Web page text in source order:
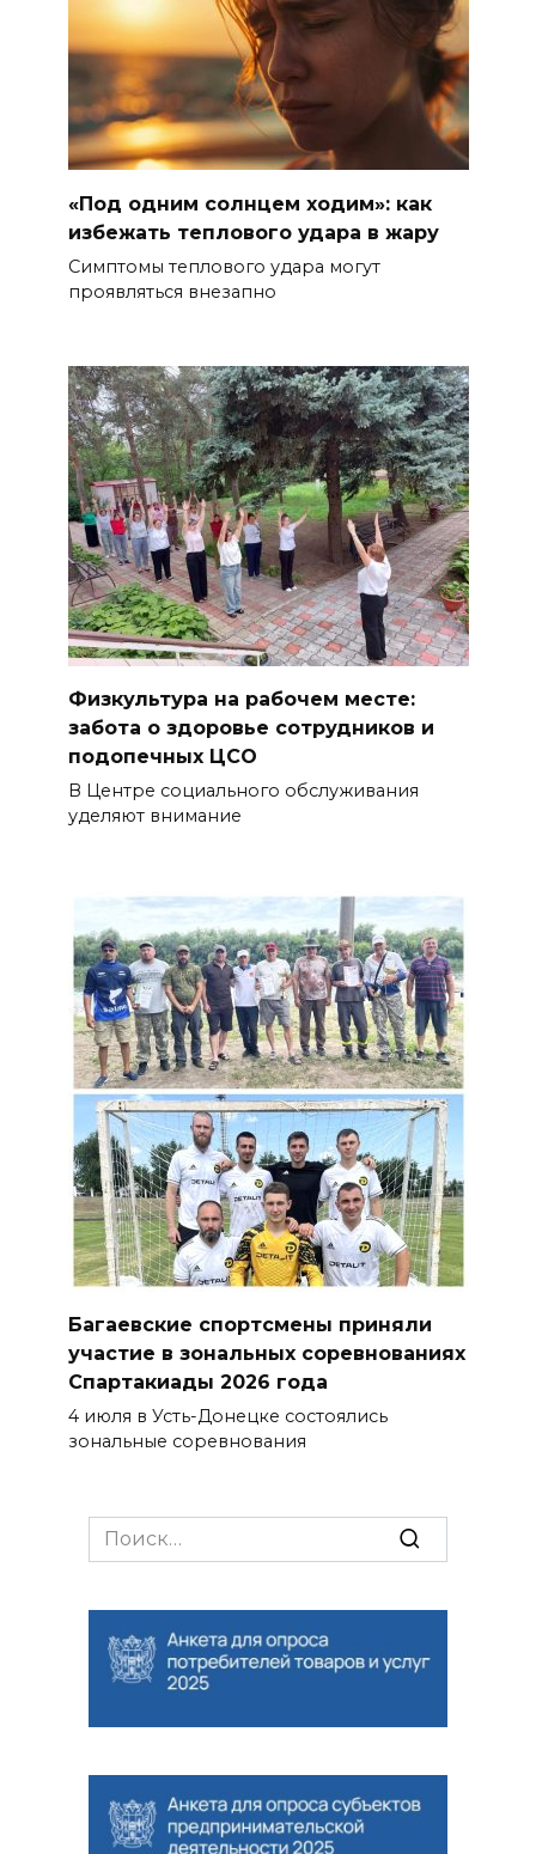
«Под одним солнцем ходим»: как
избежать теплового удара в жару
Симптомы теплового удара могут
проявляться внезапно
Физкультура на рабочем месте:
забота о здоровье сотрудников и
подопечных ЦСО
В Центре социального обслуживания
уделяют внимание
Багаевские спортсмены приняли
участие в зональных соревнованиях
Спартакиады 2026 года
4 июля в Усть-Донецке состоялись
зональные соревнования
Search
for: